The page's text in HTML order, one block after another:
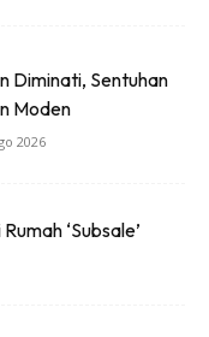
Kayu
Di Dinding
Cermin
Diminati, Sentuhan
Moden
2026
‘Subsale’